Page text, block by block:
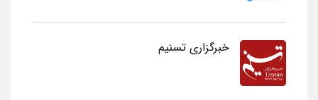
خبرگزاری تسنیم